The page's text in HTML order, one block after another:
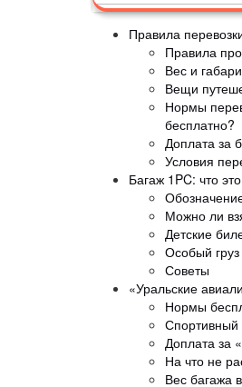
Правила
Правила
Вес и
Вещи
Нормы
бесплатно?
Доплата за
Условия
Багаж 1PC: что
Можно ли
Детские
Особый груз
Советы
«Уральские
Нормы
Спортивный
Доплата за
На что не
Вес багажа